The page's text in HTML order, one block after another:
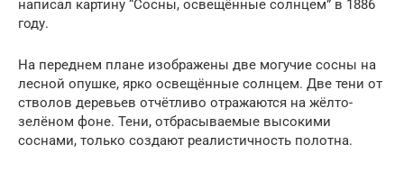
написал картину “Cосны, освещённые солнцем” в 1886
году.
На переднем плане изображены две могучие сосны на
лесной опушке, ярко освещённые солнцем. Две тени от
стволов деревьев отчётливо отражаются на жёлто-
зелёном фоне. Тени, отбрасываемые высокими
соснами, только создают реалистичность полотна.